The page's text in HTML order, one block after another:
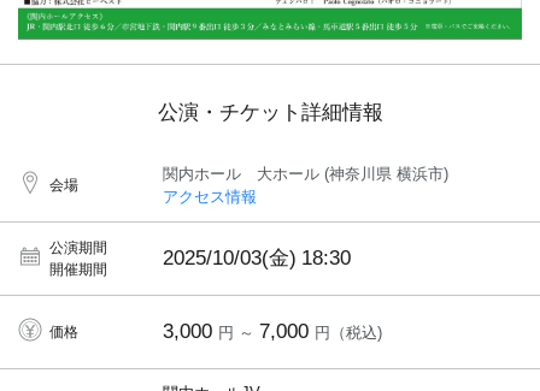
公演・チケット詳細情報
会場
関内ホール 大ホール (神奈川県 横浜市)
アクセス情報
公演期間
開催期間
2025/10/03(金) 18:30
価格 3,000 円 ～ 7,000 円（税込)